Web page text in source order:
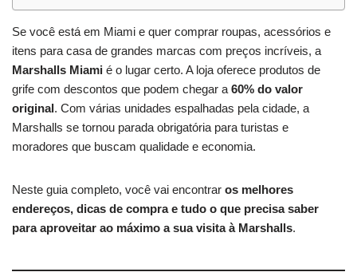
Se você está em Miami e quer comprar roupas, acessórios e
itens para casa de grandes marcas com preços incríveis, a
Marshalls Miami é o lugar certo. A loja oferece produtos de
grife com descontos que podem chegar a 60% do valor
original. Com várias unidades espalhadas pela cidade, a
Marshalls se tornou parada obrigatória para turistas e
moradores que buscam qualidade e economia.
Neste guia completo, você vai encontrar os melhores
endereços, dicas de compra e tudo o que precisa saber
para aproveitar ao máximo a sua visita à Marshalls.